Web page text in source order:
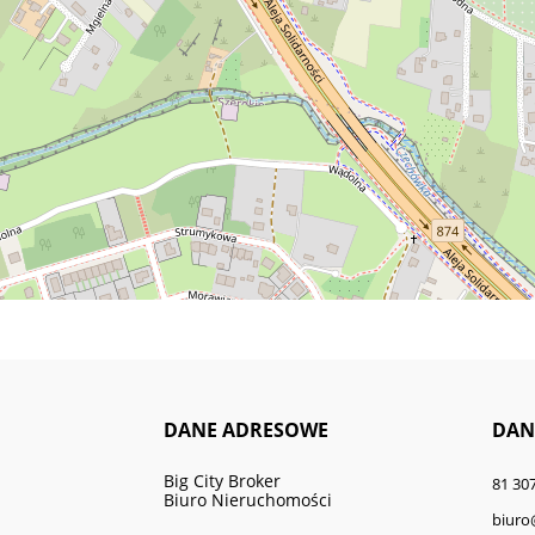
DANE ADRESOWE
Big City Broker
Biuro Nieruchomości
81